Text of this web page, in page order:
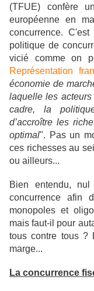
(TFUE) confère
européenne en
concurrence.
politique de
vicié comme on
Représentation
économie de
laquelle les
cadre, la
d’accroître les
optimal". Pas un
ces richesses au
ou ailleurs...
Bien entendu,
concurrence afin
monopoles et
mais faut-il pour
tous contre tous ?
marge...
La concurrence